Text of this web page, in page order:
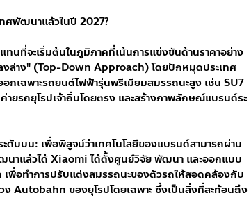
ศพัฒนาแล้วในปี 2027?
นที่จะเริ่มต้นในภูมิภาคที่เน้นการแข่งขันด้านราคาอย่าง
ล่าง" (Top-Down Approach) โดยปักหมุดประเทศ
กเฉพาะรถยนต์ไฟฟ้ารุ่นพรีเมียมสมรรถนะสูง เช่น SU7
ยรถยุโรปเจ้าถิ่นโดยตรง และสร้างภาพลักษณ์แบรนด์ระ
ดับบน: เพื่อพิสูจน์ว่าเทคโนโลยีของแบรนด์สามารถผ่าน
นาแล้วได้ Xiaomi ได้ตั้งศูนย์วิจัย พัฒนา และออกแบบ
พื่อทำการปรับแต่งสมรรถนะของตัวรถให้สอดคล้องกับ
Autobahn ของยุโรปโดยเฉพาะ ซึ่งเป็นสิ่งที่สะท้อนถึง